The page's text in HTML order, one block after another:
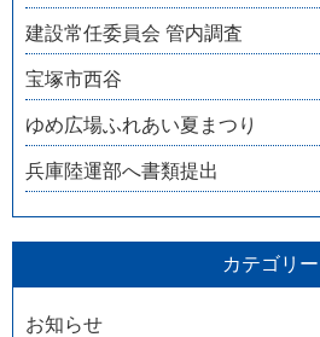
建設常任委員会 管内調査
宝塚市西谷
ゆめ広場ふれあい夏まつり
兵庫陸運部へ書類提出
カテゴリー
お知らせ